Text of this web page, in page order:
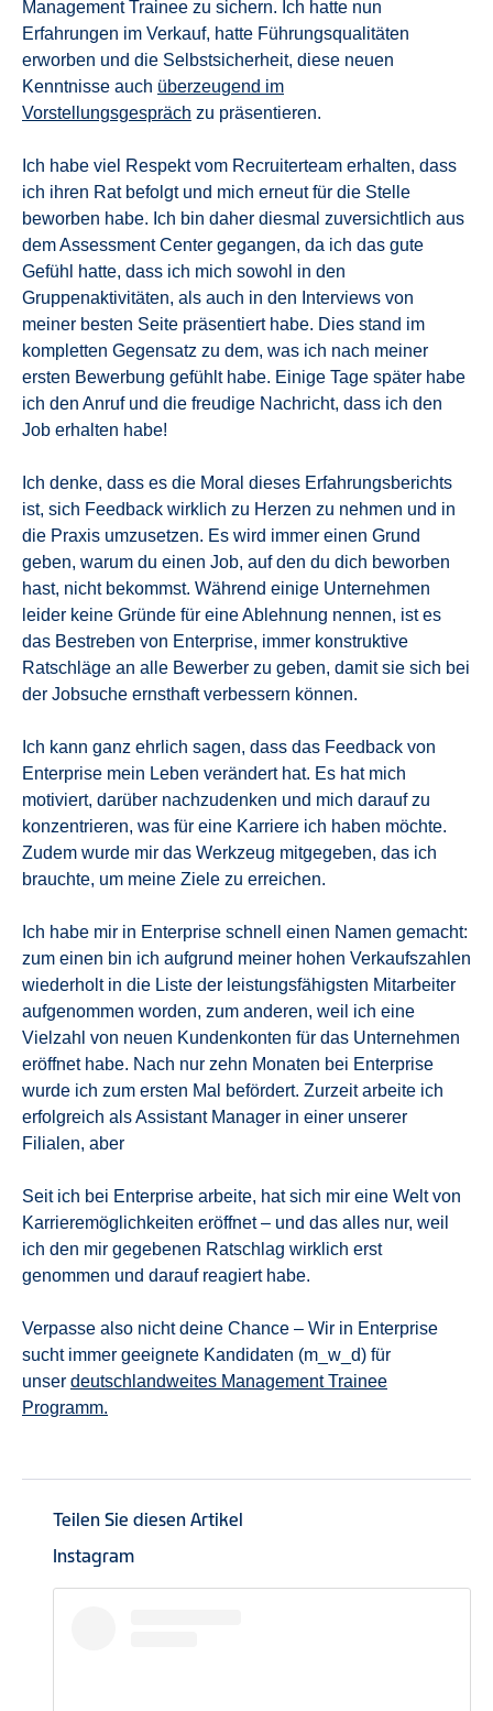
Management Trainee zu sichern. Ich hatte nun
Erfahrungen im Verkauf, hatte Führungsqualitäten
erworben und die Selbstsicherheit, diese neuen
Kenntnisse auch überzeugend im
Vorstellungsgespräch zu präsentieren.
Ich habe viel Respekt vom Recruiterteam erhalten, dass
ich ihren Rat befolgt und mich erneut für die Stelle
beworben habe. Ich bin daher diesmal zuversichtlich aus
dem Assessment Center gegangen, da ich das gute
Gefühl hatte, dass ich mich sowohl in den
Gruppenaktivitäten, als auch in den Interviews von
meiner besten Seite präsentiert habe. Dies stand im
kompletten Gegensatz zu dem, was ich nach meiner
ersten Bewerbung gefühlt habe. Einige Tage später habe
ich den Anruf und die freudige Nachricht, dass ich den
Job erhalten habe!
Ich denke, dass es die Moral dieses Erfahrungsberichts
ist, sich Feedback wirklich zu Herzen zu nehmen und in
die Praxis umzusetzen. Es wird immer einen Grund
geben, warum du einen Job, auf den du dich beworben
hast, nicht bekommst. Während einige Unternehmen
leider keine Gründe für eine Ablehnung nennen, ist es
das Bestreben von Enterprise, immer konstruktive
Ratschläge an alle Bewerber zu geben, damit sie sich bei
der Jobsuche ernsthaft verbessern können.
Ich kann ganz ehrlich sagen, dass das Feedback von
Enterprise mein Leben verändert hat. Es hat mich
motiviert, darüber nachzudenken und mich darauf zu
konzentrieren, was für eine Karriere ich haben möchte.
Zudem wurde mir das Werkzeug mitgegeben, das ich
brauchte, um meine Ziele zu erreichen.
Ich habe mir in Enterprise schnell einen Namen gemacht:
zum einen bin ich aufgrund meiner hohen Verkaufszahlen
wiederholt in die Liste der leistungsfähigsten Mitarbeiter
aufgenommen worden, zum anderen, weil ich eine
Vielzahl von neuen Kundenkonten für das Unternehmen
eröffnet habe. Nach nur zehn Monaten bei Enterprise
wurde ich zum ersten Mal befördert. Zurzeit arbeite ich
erfolgreich als Assistant Manager in einer unserer
Filialen, aber
Seit ich bei Enterprise arbeite, hat sich mir eine Welt von
Karrieremöglichkeiten eröffnet – und das alles nur, weil
ich den mir gegebenen Ratschlag wirklich erst
genommen und darauf reagiert habe.
Verpasse also nicht deine Chance – Wir in Enterprise
sucht immer geeignete Kandidaten (m_w_d) für
unser deutschlandweites Management Trainee
Programm.
Teilen Sie diesen Artikel
Instagram